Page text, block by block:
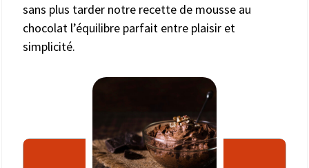
sans plus tarder notre recette de mousse au
chocolat l’équilibre parfait entre plaisir et
simplicité.